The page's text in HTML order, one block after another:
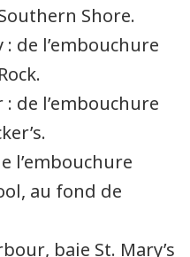
Shore.
: de l’embouchure
.
: de l’embouchure
.
l’embouchure
, au fond de
, baie St. Mary’s